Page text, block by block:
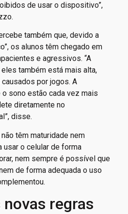
de usar o dispositivo”,
também que, devido a
os alunos têm chegado em
e agressivos. “A
também está mais alta,
por jogos. A
o sono estão cada vez mais
diretamente no
disse.
têm maturidade nem
usar o celular de forma
nem sempre é possível que
de forma adequada o uso
regras